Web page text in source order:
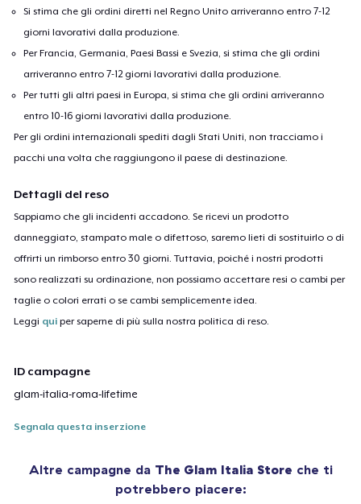
Si stima che gli ordini diretti nel Regno Unito arriveranno entro 7-12
giorni lavorativi dalla produzione.
Per Francia, Germania, Paesi Bassi e Svezia, si stima che gli ordini
arriveranno entro 7-12 giorni lavorativi dalla produzione.
Per tutti gli altri paesi in Europa, si stima che gli ordini arriveranno
entro 10-16 giorni lavorativi dalla produzione.
Per gli ordini internazionali spediti dagli Stati Uniti, non tracciamo i
pacchi una volta che raggiungono il paese di destinazione.
Dettagli del reso
Sappiamo che gli incidenti accadono. Se ricevi un prodotto
danneggiato, stampato male o difettoso, saremo lieti di sostituirlo o di
offrirti un rimborso entro 30 giorni. Tuttavia, poiché i nostri prodotti
sono realizzati su ordinazione, non possiamo accettare resi o cambi per
taglie o colori errati o se cambi semplicemente idea.
Leggi qui per saperne di più sulla nostra politica di reso.
ID campagne
glam-italia-roma-lifetime
Segnala questa inserzione
Altre campagne da The Glam Italia Store che ti
potrebbero piacere: